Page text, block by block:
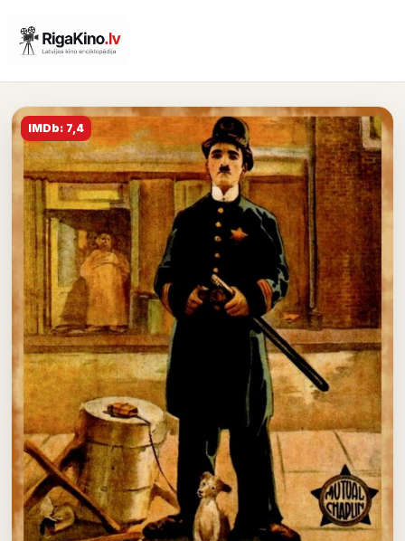
IMDb: 7,4